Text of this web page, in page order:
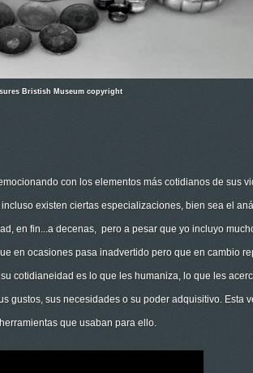
Bristish Museum copyright
con los elementos más cotidianos de sus
existen ciertas especializaciones, bien sea el
en fin...a decenas, pero a pesar que yo incluyo
en ocasiones pasa inadvertido pero que en cambio
cotidianeidad es lo que les humaniza, lo que les
sus necesidades o su poder adquisitivo. Esta
que usaban para ello.